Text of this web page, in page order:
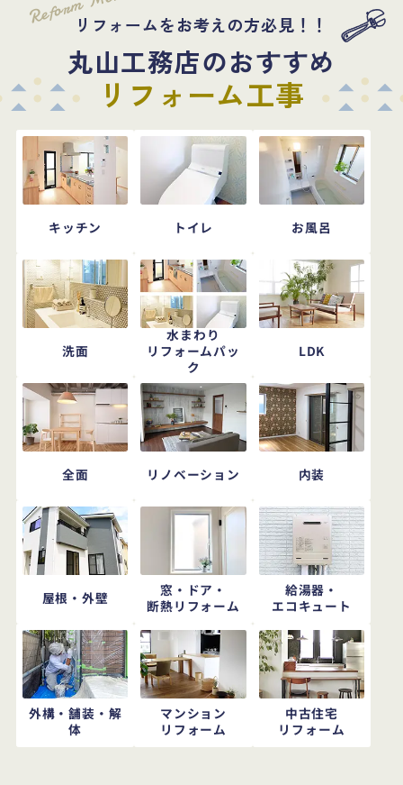
リフォームをお考えの方必見！！
丸山工務店のおすすめ
リフォーム工事
キッチン トイレ お風呂
洗面
水まわり
リフォームパッ
ク
LDK
全面 リノベーション 内装
屋根・外壁
窓・ドア・
断熱リフォーム
給湯器・
エコキュート
外構・舗装・解
体
マンション
リフォーム
中古住宅
リフォーム